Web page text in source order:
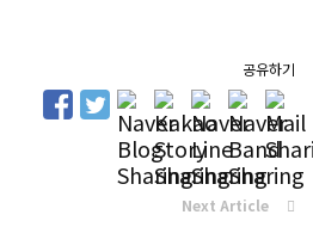
공유하기
Next Article